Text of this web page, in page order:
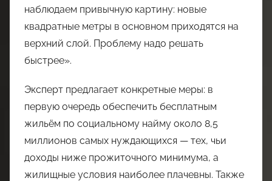
наблюдаем привычную картину: новые
квадратные метры в основном приходятся на
верхний слой. Проблему надо решать
быстрее».
Эксперт предлагает конкретные меры: в
первую очередь обеспечить бесплатным
жильём по социальному найму около 8,5
миллионов самых нуждающихся — тех, чьи
доходы ниже прожиточного минимума, а
жилищные условия наиболее плачевны. Также